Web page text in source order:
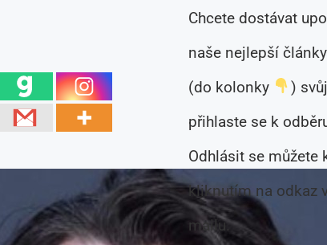
Chcete dostávat
naše nejlepší
(do kolonky
)
přihlaste se k
Odhlásit se můžete
kliknutím na odkaz
mailu.